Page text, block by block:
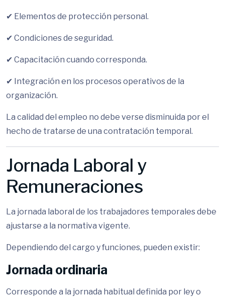
✔ Elementos de protección personal.
✔ Condiciones de seguridad.
✔ Capacitación cuando corresponda.
✔ Integración en los procesos operativos de la
organización.
La calidad del empleo no debe verse disminuida por el
hecho de tratarse de una contratación temporal.
Jornada Laboral y
Remuneraciones
La jornada laboral de los trabajadores temporales debe
ajustarse a la normativa vigente.
Dependiendo del cargo y funciones, pueden existir:
Jornada ordinaria
Corresponde a la jornada habitual definida por ley o